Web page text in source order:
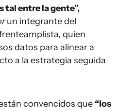
tal entre la gente”,
un integrante del
quien
datos para alinear a
a la estrategia seguida
convencidos que “los